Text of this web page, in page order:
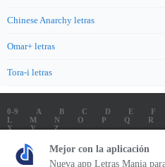
Chinese Anarchy letras
Omar+ letras
Tora-i letras
0-9 A B C D E F
L
M N O P Q R
X
Y
Z
LETRAS
SOUNDTRACK LETRAS
TOP 100 LETRAS
ENVIA LETRAS
Mejor con la aplicación
Nueva app Letras Mania